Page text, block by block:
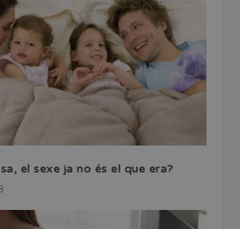
el sexe ja no és el que era?